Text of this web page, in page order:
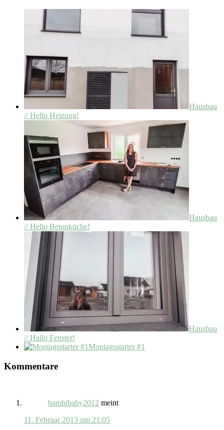
Hausbau
// Hello Heizung!
Hausbau
// Hello Betonküche!
Hausbau
// Hallo Fenster!
Montagsstarter #1
Kommentare
bambibaby2012 meint
11. Februar 2013 um 21:05